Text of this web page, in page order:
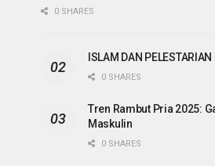
0 SHARES
ISLAM DAN
0 SHARES
Tren Rambut Pria 2025:
Maskulin
0 SHARES